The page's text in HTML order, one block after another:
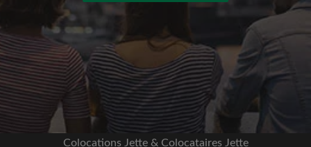
Nous ne publierons jamais sur votre page sans
votre accord
OU
Colocations Jette & Colocataires Jette